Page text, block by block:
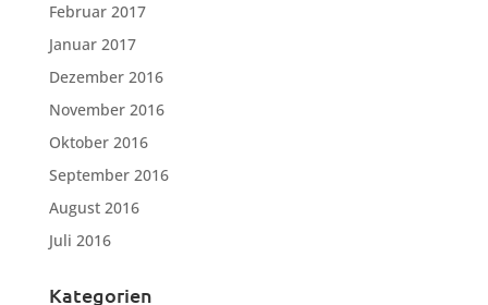
Februar 2017
Januar 2017
Dezember 2016
November 2016
Oktober 2016
September 2016
August 2016
Juli 2016
Kategorien